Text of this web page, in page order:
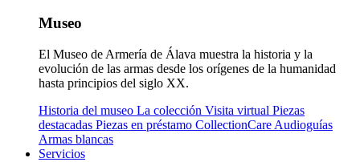
Museo
El Museo de Armería de Álava muestra la historia y la
evolución de las armas desde los orígenes de la humanidad
hasta principios del siglo XX.
Historia del museo La colección Visita virtual Piezas
destacadas Piezas en préstamo CollectionCare Audioguías
Armas blancas
Servicios